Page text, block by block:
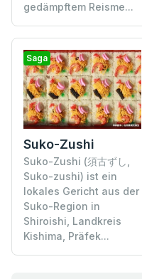
gedämpftem Reisme...
Saga
Suko-Zushi
Suko-Zushi (須古ずし,
Suko-zushi) ist ein
lokales Gericht aus der
Suko-Region in
Shiroishi, Landkreis
Kishima, Präfek...